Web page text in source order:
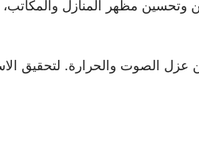
وتحسين مظهر المنازل
عزل الصوت والحرارة. لتحقيق